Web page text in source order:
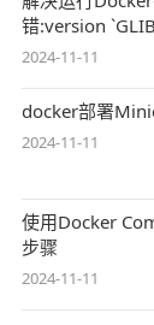
错:version
2024-11-11
docker部署
2024-11-11
使用Docker
步骤
2024-11-11